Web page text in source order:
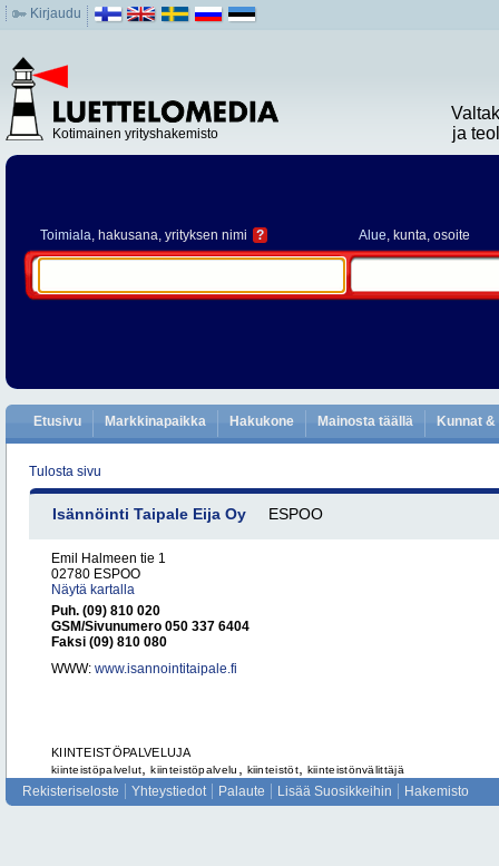
Kirjaudu
Kotimainen yrityshakemisto
ja
Toimiala, hakusana, yrityksen nimi ? Alue, kunta, osoite
Etusivu Markkinapaikka Hakukone Mainosta täällä Kunnat
Tulosta sivu
Isännöinti Taipale Eija Oy ESPOO
Emil Halmeen tie 1
02780 ESPOO
Näytä kartalla
Puh. (09) 810 020
GSM/Sivunumero 050 337 6404
Faksi (09) 810 080
WWW: www.isannointitaipale.fi
KIINTEISTÖPALVELUJA
kiinteistöpalvelut ,kiinteistöpalvelu kiinteistöt, kiinteistönvälittäjä
Rekisteriseloste Yhteystiedot Palaute Lisää Suosikkeihin Hakemisto